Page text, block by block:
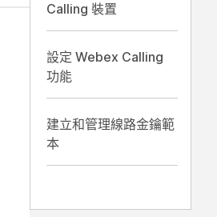
Calling 裝置
設定 Webex Calling
功能
建立和管理線路金鑰範
本